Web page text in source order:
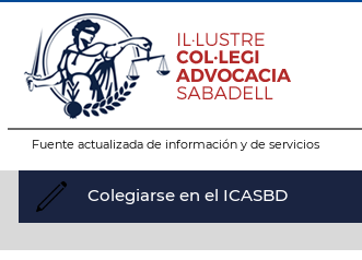
Fuente actualizada de información y de servicios
Colegiarse en el ICASBD